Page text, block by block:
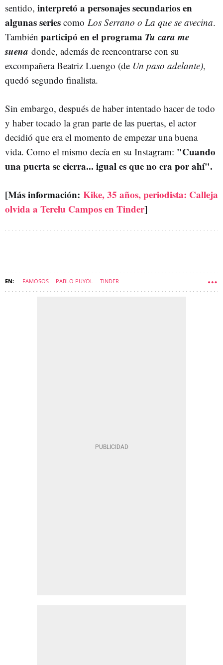
sentido, interpretó a personajes secundarios en
algunas series como Los Serrano o La que se avecina.
También participó en el programa Tu cara me
suena donde, además de reencontrarse con su
excompañera Beatriz Luengo (de Un paso adelante),
quedó segundo finalista.
Sin embargo, después de haber intentado hacer de todo
y haber tocado la gran parte de las puertas, el actor
decidió que era el momento de empezar una buena
vida. Como el mismo decía en su Instagram: "Cuando
una puerta se cierra... igual es que no era por ahí".
[Más información: Kike, 35 años, periodista: Calleja
olvida a Terelu Campos en Tinder]
FAMOSOS PABLO PUYOL TINDER